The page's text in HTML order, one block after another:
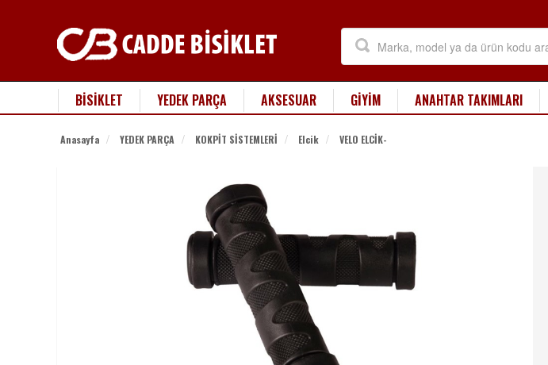
BİSİKLET YEDEK PARÇA AKSESUAR GİYİM ANAHTAR TAKIMLARI
Anasayfa YEDEK PARÇA KOKPİT SİSTEMLERİ Elcik VELO ELCİK-